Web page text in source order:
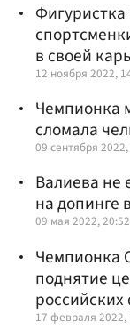
в своей
12 ноября 2022,
Чемпионка
сломала
09 сентября
Валиева не
на допинге
09 мая 2022, 20:52
Чемпионка
поднятие
17 февраля 2022,